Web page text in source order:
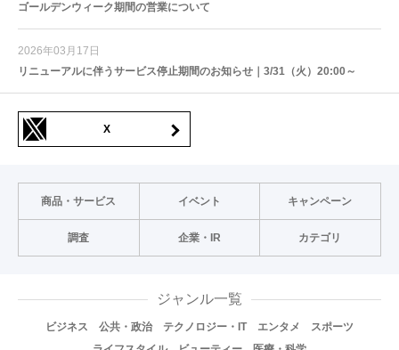
ゴールデンウィーク期間の営業について
2026年03月17日
リニューアルに伴うサービス停止期間のお知らせ｜3/31（火）20:00～
X
商品・サービス イベント キャンペーン
調査 企業・IR カテゴリ
ジャンル一覧
ビジネス 公共・政治 テクノロジー・IT エンタメ
スポーツ